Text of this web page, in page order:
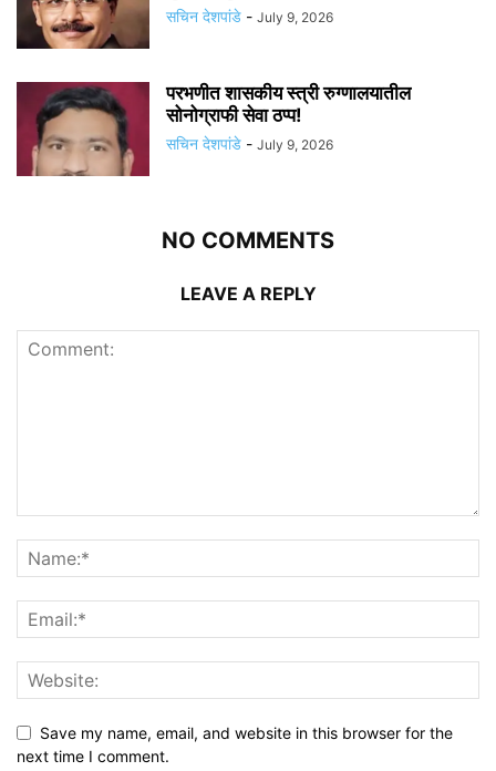
सचिन देशपांडे - July 9, 2026
परभणीत शासकीय स्त्री रुग्णालयातील
सोनोग्राफी सेवा ठप्प!
सचिन देशपांडे - July 9, 2026
NO COMMENTS
LEAVE A REPLY
Save my name, email, and website in this browser for the
next time I comment.